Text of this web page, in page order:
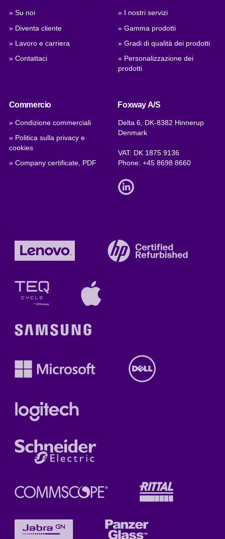
» Su noi
» Diventa cliente
» Lavoro e carriera
» Contattaci
» I nostri servizi
» Gamma prodotti
» Gradi di qualità dei prodotti
» Personalizzazione dei
prodotti
Commercio
» Condizione commerciali
» Politica sulla privacy e
cookies
» Company certificate, PDF
Foxway A/S
Delta 6, DK-8382 Hinnerup
Denmark
VAT: DK 1875 9136
Phone:+45 8698 8660